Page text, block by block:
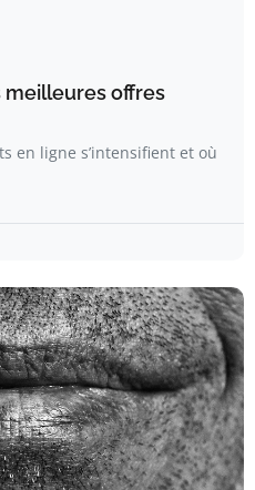
offres
en ligne s’intensifient et où